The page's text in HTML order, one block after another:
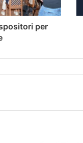
per